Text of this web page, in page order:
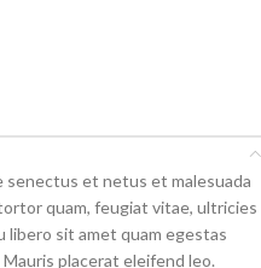
et netus et malesuada
quam, feugiat vitae, ultricies
libero sit amet quam egestas
placerat eleifend leo.